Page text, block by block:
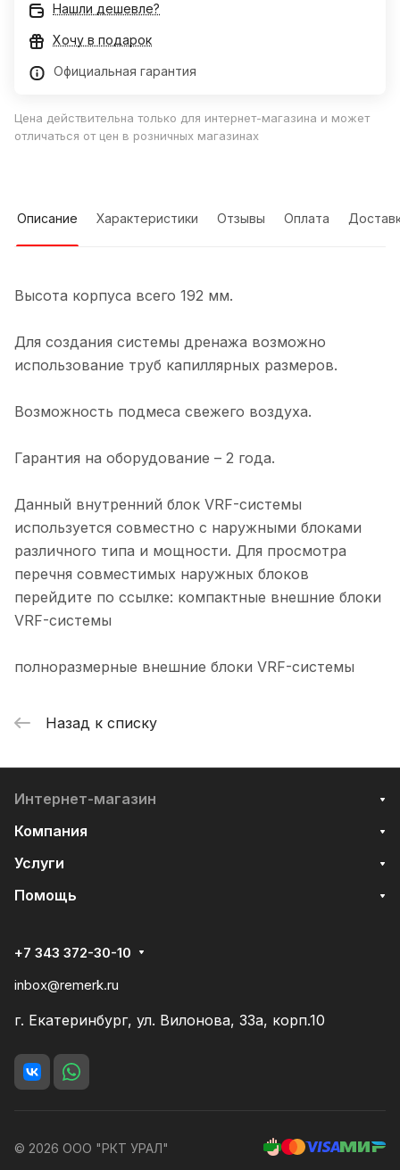
Нашли дешевле?
Хочу в подарок
Официальная гарантия
Цена действительна только для интернет-магазина и может
отличаться от цен в розничных магазинах
Описание Характеристики Отзывы Оплата
Высота корпуса всего 192 мм.
Для создания системы дренажа возможно
использование труб капиллярных размеров.
Возможность подмеса свежего воздуха.
Гарантия на оборудование – 2 года.
Данный внутренний блок VRF-системы
используется совместно с наружными блоками
различного типа и мощности. Для просмотра
перечня совместимых наружных блоков
перейдите по ссылке: компактные внешние блоки
VRF-системы
полноразмерные внешние блоки VRF-системы
Назад к списку
Интернет-магазин
Компания
Услуги
Помощь
+7 343 372-30-10
inbox@remerk.ru
г. Екатеринбург, ул. Вилонова, 33а, корп.10
© 2026 ООО "РКТ УРАЛ"